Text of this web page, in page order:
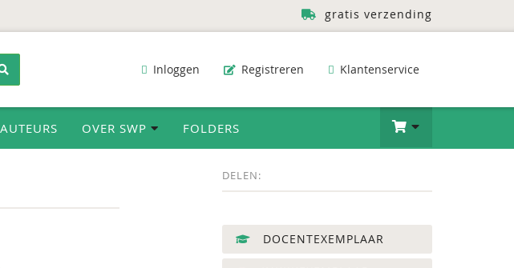
gratis verzending
Inloggen Registreren Klantenservice
AUTEURS OVER SWP FOLDERS
DELEN:
DOCENTEXEMPLAAR